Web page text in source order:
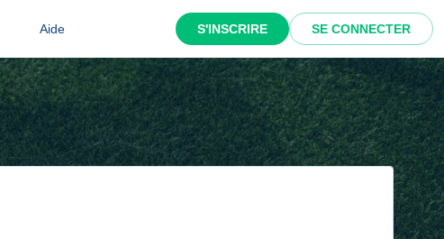
Aide S'INSCRIRE SE CONNECTER